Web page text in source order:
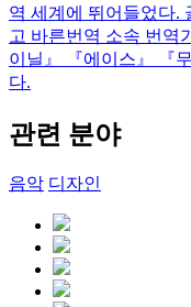
역 세계에 뛰어들었다.
고 바른번역 소속 번역
이닐』 『에이스』 『
다.
관련 분야
음악 디자인